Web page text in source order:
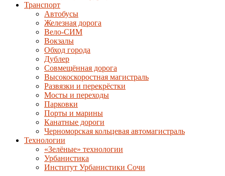
Транспорт
Автобусы
Железная дорога
Вело-СИМ
Вокзалы
Обход города
Дублер
Совмещённая дорога
Высокоскоростная магистраль
Развязки и перекрёстки
Мосты и переходы
Парковки
Порты и марины
Канатные дороги
Черноморская кольцевая автомагистраль
Технологии
«Зелёные» технологии
Урбанистика
Институт Урбанистики Сочи